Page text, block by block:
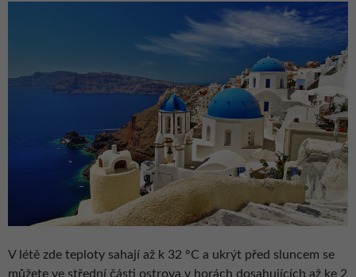
V létě zde teploty sahají až k 32 °C a ukrýt před sluncem se
můžete ve střední části ostrova v horách dosahujících až ke 2